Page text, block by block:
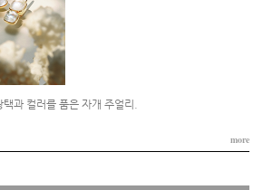
과 컬러를 품은 자개 주얼리.
more